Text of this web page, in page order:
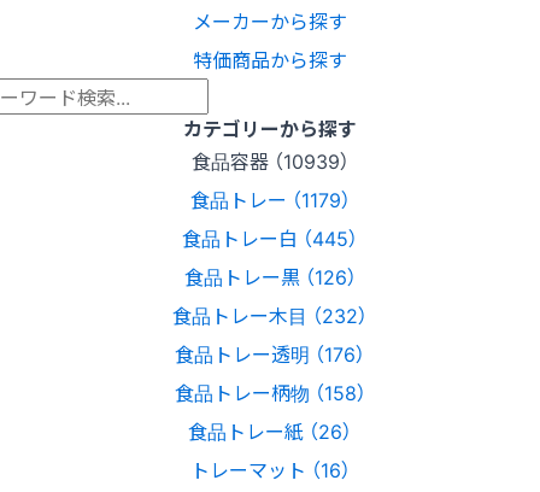
メーカーから探す
特価商品から探す
カテゴリーから探す
食品容器 （10939）
食品トレー （1179）
食品トレー白 （445）
食品トレー黒 （126）
食品トレー木目 （232）
食品トレー透明 （176）
食品トレー柄物 （158）
食品トレー紙 （26）
トレーマット （16）